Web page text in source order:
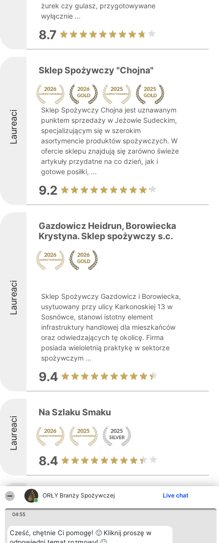
ORŁY Branży Spożywczej Live chat
04:55
Cześć, chętnie Ci pomogę! 🙂 Kliknij proszę w
żurek czy gulasz, przygotowywane
wyłącznie ...
8.7
Laureaci
Sklep Spożywczy "Chojna"
Sklep Spożywczy Chojna jest uznawanym
punktem sprzedaży w Jeżowie Sudeckim,
specjalizującym się w szerokim
asortymencie produktów spożywczych. W
ofercie sklepu znajdują się zarówno świeże
artykuły przydatne na co dzień, jak i
gotowe posiłki, ...
9.2
Laureaci
Gazdowicz Heidrun, Borowiecka
Krystyna. Sklep spożywczy s.c.
Sklep Spożywczy Gazdowicz i Borowiecka,
usytuowany przy ulicy Karkonoskiej 13 w
Sosnówce, stanowi istotny element
infrastruktury handlowej dla mieszkańców
oraz odwiedzających tę okolicę. Firma
posiada wieloletnią praktykę w sektorze
spożywczym ...
9.4
Laureaci
Na Szlaku Smaku
8.4
Laureaci
Sklep piwo regionalne